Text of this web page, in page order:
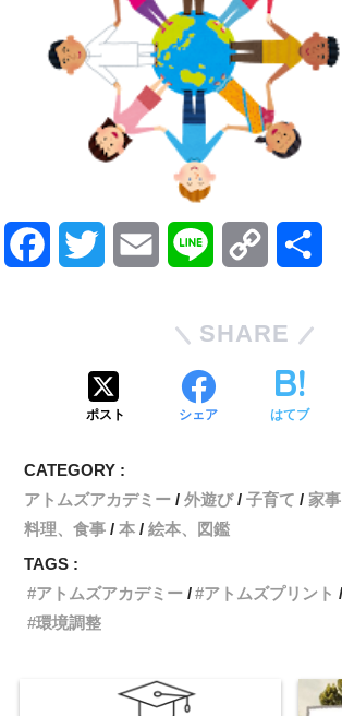
o
o
k
t
e
r
n
e
p
L
SHARE
ポスト シェア はてブ
CATEGORY :
アトムズアカデミー
外遊び 子育て 家事
料理、食事
本
絵本、図鑑
TAGS :
アトムズアカデミー
アトムズプリント
環境調整